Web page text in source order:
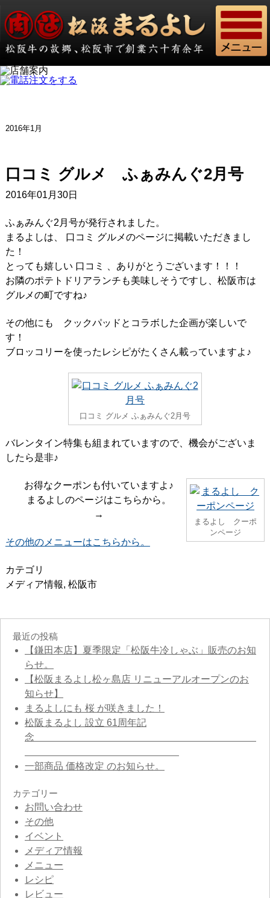
2016年1月
口コミ グルメ ふぁみんぐ2月号
2016年01月30日
ふぁみんぐ2月号が発行されました。
まるよしは、 口コミ グルメのページに掲載いただきまし
た！
とっても嬉しい 口コミ 、ありがとうございます！！！
お隣のポテトドリアランチも美味しそうですし、松阪市は
グルメの町ですね♪
その他にも クックパッドとコラボした企画が楽しいで
す！
ブロッコリーを使ったレシピがたくさん載っていますよ♪
口コミ グルメ ふぁみんぐ2月号
バレンタイン特集も組まれていますので、機会がございま
したら是非♪
まるよし クーポ
ンページ
お得なクーポンも付いていますよ♪
まるよしのページはこちらから。
→
その他のメニューはこちらから。
カテゴリ
メディア情報, 松阪市
最近の投稿
【鎌田本店】夏季限定「松阪牛冷しゃぶ」販売のお知
らせ。
【松阪まるよし松ヶ島店 リニューアルオープンのお
知らせ】
まるよしにも 桜 が咲きました！
松阪まるよし 設立 61周年記
念
一部商品 価格改定 のお知らせ。
カテゴリー
お問い合わせ
その他
イベント
メディア情報
メニュー
レシピ
レビュー